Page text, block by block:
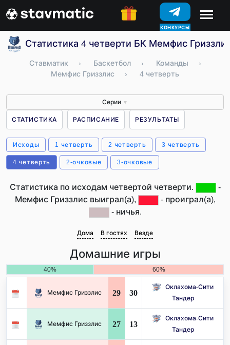
КОНКУРСЫ
Статистика 4 четверти БК Мемфис
Ставматик › Баскетбол › Команды
›
Мемфис Гриззлис
› 4 четверть
Серии ▼
СТАТИСТИКА РАСПИСАНИЕ РЕЗУЛЬТАТЫ
Исходы 1 четверть 2 четверть 3 четверть
4 четверть 2-очковые 3-очковые
Статистика по исходам четвертой четверти.
-
Мемфис Гриззлис выиграл(а),
- проиграл(а),
- ничья.
Дома В гостях Везде
Домашние игры
40% 60%
Мемфис Гриззлис 29 30
Оклахома-Сити
Тандер
Мемфис Гриззлис 27 13
Оклахома-Сити
Тандер